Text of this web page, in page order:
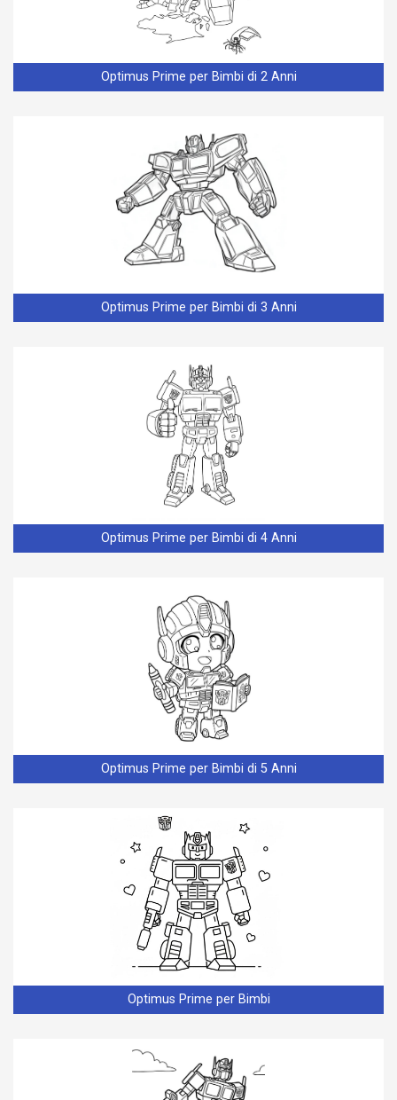
Optimus Prime per Bimbi di 2 Anni
Optimus Prime per Bimbi di 3 Anni
Optimus Prime per Bimbi di 4 Anni
Optimus Prime per Bimbi di 5 Anni
Optimus Prime per Bimbi